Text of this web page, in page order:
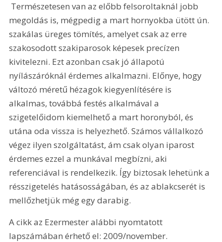
megoldás is, mégpedig a mart hornyokba ütött ún.
szakálas üreges tömítés, amelyet csak az erre
szakosodott szakiparosok képesek precízen
kivitelezni. Ezt azonban csak jó állapotú
nyílászáróknál érdemes alkalmazni. Előnye, hogy
változó méretű hézagok kiegyenlítésére is
alkalmas, továbbá festés alkalmával a
szigetelőidom kiemelhető a mart horonyból, és
utána oda vissza is helyezhető. Számos vállalkozó
végez ilyen szolgáltatást, ám csak olyan iparost
érdemes ezzel a munkával megbízni, aki
referenciával is rendelkezik. Így biztosak lehetünk a
résszigetelés hatásosságában, és az ablakcserét is
mellőzhetjük még egy darabig.
A cikk az Ezermester alábbi nyomtatott
lapszámában érhető el: 2009/november.